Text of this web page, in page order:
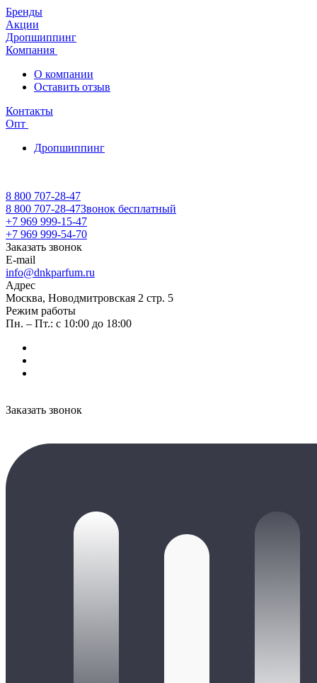
Бренды
Акции
Дропшиппинг
Компания
О компании
Оставить отзыв
Контакты
Опт
Дропшиппинг
8 800 707-28-47
8 800 707-28-47Звонок бесплатный
+7 969 999-15-47
+7 969 999-54-70
Заказать звонок
E-mail
info@dnkparfum.ru
Адрес
Москва, Новодмитровская 2 стр. 5
Режим работы
Пн. – Пт.: с 10:00 до 18:00
Заказать звонок